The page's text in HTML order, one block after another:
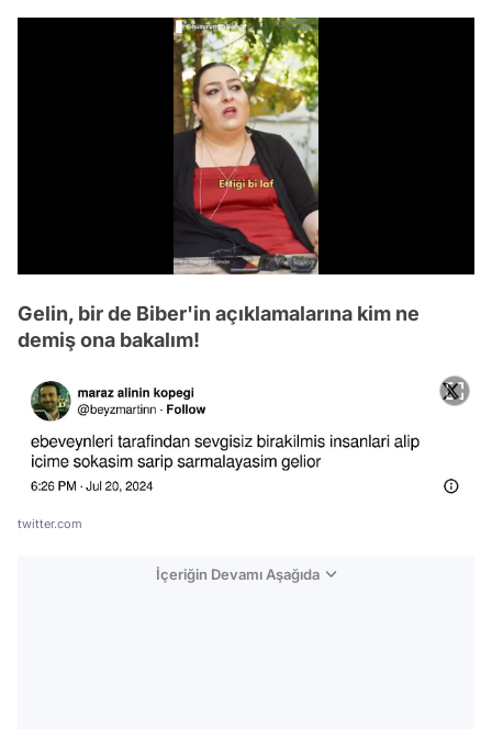
Gelin, bir de Biber'in açıklamalarına kim ne
demiş ona bakalım!
twitter.com
İçeriğin Devamı Aşağıda